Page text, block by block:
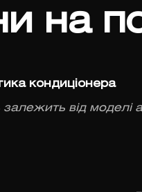
на
кондиціонера
залежить від моделі